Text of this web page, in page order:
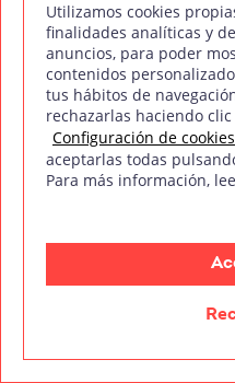
El cine gallego y en
Cinema Galego está más
más
Leer más
Utilizamos cookies
finalidades analíticas y
anuncios, para poder
contenidos
tus hábitos de
rechazarlas haciendo clic
Configuración de cookies
aceptarlas todas
Para más información,